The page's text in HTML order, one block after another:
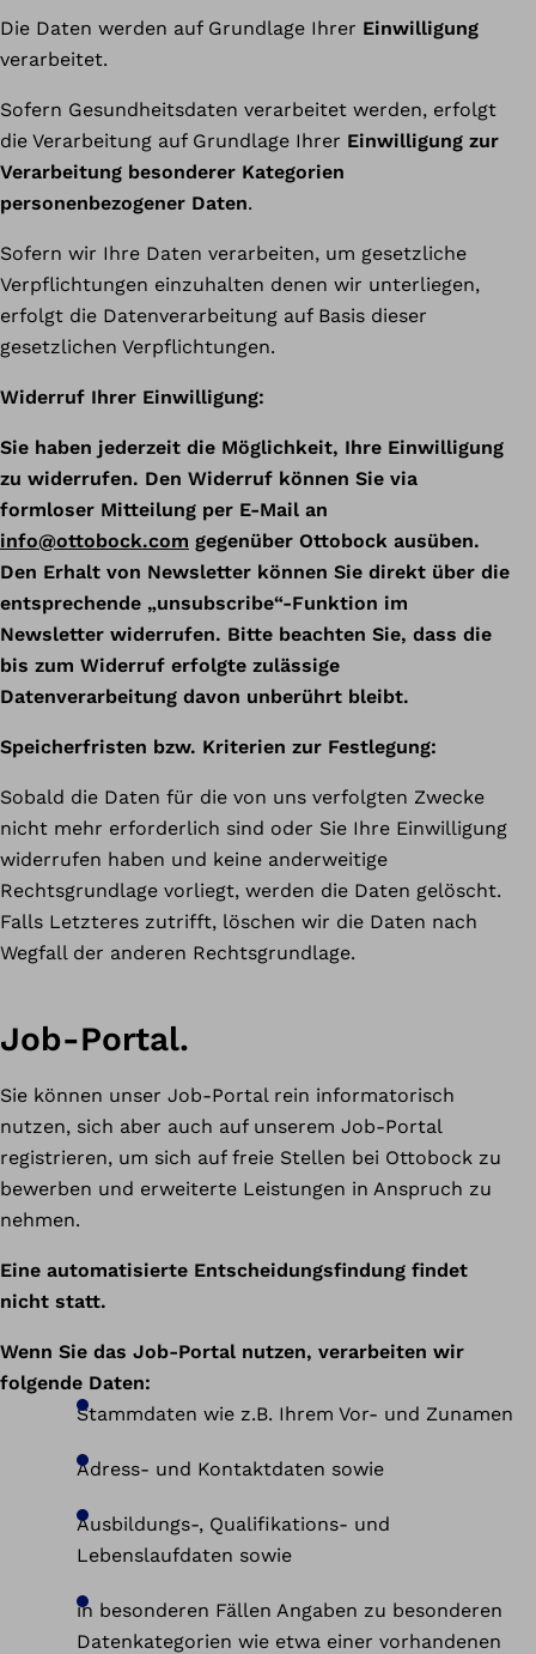
Die Daten werden auf Grundlage Ihrer Einwilligung
verarbeitet.
Sofern Gesundheitsdaten verarbeitet werden, erfolgt
die Verarbeitung auf Grundlage Ihrer Einwilligung zur
Verarbeitung besonderer Kategorien
personenbezogener Daten.
Sofern wir Ihre Daten verarbeiten, um gesetzliche
Verpflichtungen einzuhalten denen wir unterliegen,
erfolgt die Datenverarbeitung auf Basis dieser
gesetzlichen Verpflichtungen.
Widerruf Ihrer Einwilligung:
Sie haben jederzeit die Möglichkeit, Ihre Einwilligung
zu widerrufen. Den Widerruf können Sie via
formloser Mitteilung per E-Mail an
info@ottobock.com gegenüber Ottobock ausüben.
Den Erhalt von Newsletter können Sie direkt über die
entsprechende „unsubscribe“-Funktion im
Newsletter widerrufen. Bitte beachten Sie, dass die
bis zum Widerruf erfolgte zulässige
Datenverarbeitung davon unberührt bleibt.
Speicherfristen bzw. Kriterien zur Festlegung:
Sobald die Daten für die von uns verfolgten Zwecke
nicht mehr erforderlich sind oder Sie Ihre Einwilligung
widerrufen haben und keine anderweitige
Rechtsgrundlage vorliegt, werden die Daten gelöscht.
Falls Letzteres zutrifft, löschen wir die Daten nach
Wegfall der anderen Rechtsgrundlage.
Job-Portal.
Sie können unser Job-Portal rein informatorisch
nutzen, sich aber auch auf unserem Job-Portal
registrieren, um sich auf freie Stellen bei Ottobock zu
bewerben und erweiterte Leistungen in Anspruch zu
nehmen.
Eine automatisierte Entscheidungsfindung findet
nicht statt.
Wenn Sie das Job-Portal nutzen, verarbeiten wir
folgende Daten:
Stammdaten wie z.B. Ihrem Vor- und Zunamen
Adress- und Kontaktdaten sowie
Ausbildungs-, Qualifikations- und
Lebenslaufdaten sowie
in besonderen Fällen Angaben zu besonderen
Datenkategorien wie etwa einer vorhandenen